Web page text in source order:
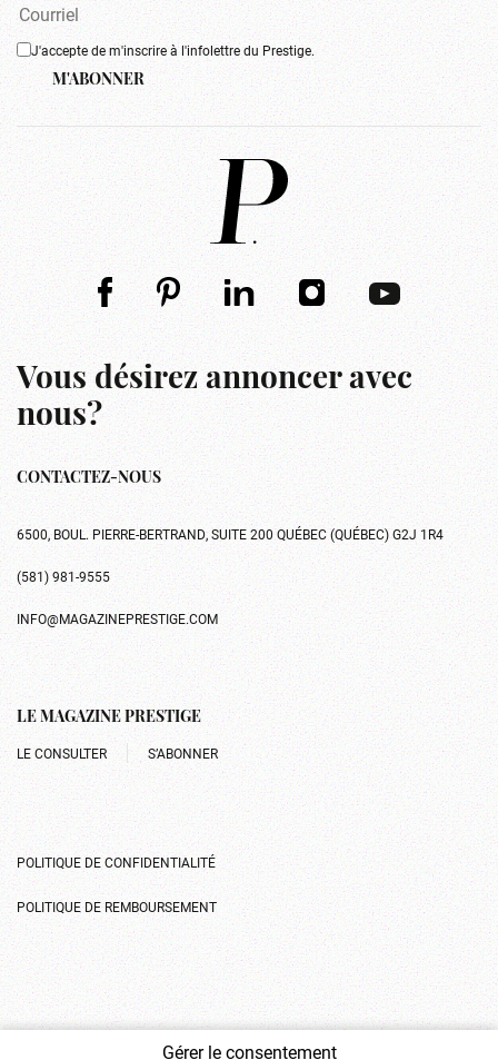
J'accepte de m'inscrire à l'infolettre du Prestige.
M'ABONNER
Vous désirez annoncer avec
nous?
CONTACTEZ-NOUS
6500, BOUL. PIERRE-BERTRAND, SUITE 200 QUÉBEC (QUÉBEC) G2J 1R4
(581) 981-9555
INFO@MAGAZINEPRESTIGE.COM
LE MAGAZINE PRESTIGE
LE CONSULTER S’ABONNER
POLITIQUE DE CONFIDENTIALITÉ
POLITIQUE DE REMBOURSEMENT
Gérer le consentement